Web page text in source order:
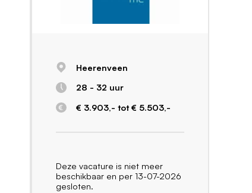
Heerenveen
28 - 32 uur
€ 3.903,- tot € 5.503,-
Deze vacature is niet meer
beschikbaar en per 13-07-2026
gesloten.